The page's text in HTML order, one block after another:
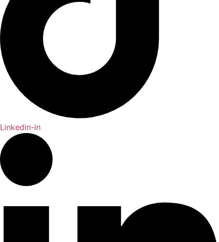
Linkedin-in